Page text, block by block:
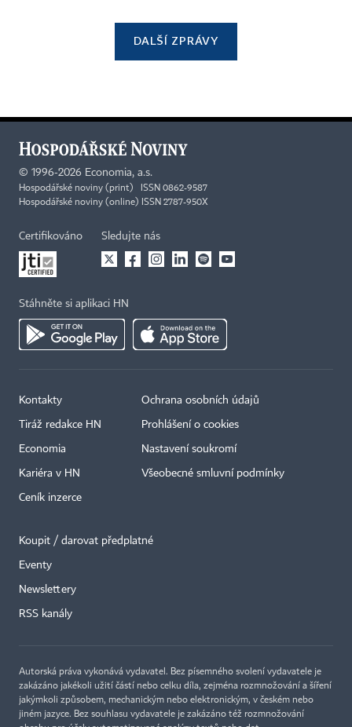
DALŠÍ ZPRÁVY
© 1996-2026 Economia, a.s.
Hospodářské noviny (print) ISSN 0862-9587
Hospodářské noviny (online) ISSN 2787-950X
Certifikováno Sledujte nás
Stáhněte si aplikaci HN
Kontakty
Tiráž redakce HN
Economia
Kariéra v HN
Ceník inzerce
Ochrana osobních údajů
Prohlášení o cookies
Nastavení soukromí
Všeobecné smluvní podmínky
Koupit / darovat předplatné
Eventy
Newslettery
RSS kanály
Autorská práva vykonává vydavatel. Bez písemného svolení vydavatele je
zakázáno jakékoli užití částí nebo celku díla, zejména rozmnožování a šíření
jakýmkoli způsobem, mechanickým nebo elektronickým, v českém nebo
jiném jazyce. Bez souhlasu vydavatele je zakázáno též rozmnožování